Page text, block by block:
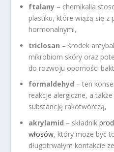
ftalany – chemikalia
plastiku, które wiążą się z
hormonalnymi,
triclosan – środek
mikrobiom skóry oraz
do rozwoju oporności
formaldehyd – ten
reakcje alergiczne, a
substancję rakotwórczą,
akrylamid – składnik
włosów, który może być
długotrwałym kontakcie